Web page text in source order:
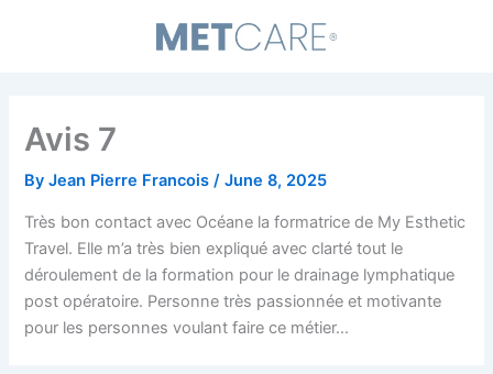
Avis 7
ByJean Pierre Francois/June 8, 2025
Très bon contact avec Océane la formatrice de My Esthetic
Travel. Elle m’a très bien expliqué avec clarté tout le
déroulement de la formation pour le drainage lymphatique
post opératoire. Personne très passionnée et motivante
pour les personnes voulant faire ce métier…